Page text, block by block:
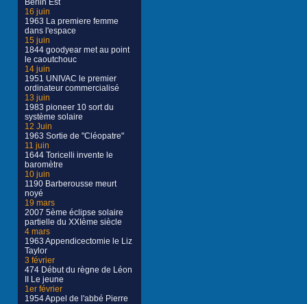
Berlin Est
16 juin
1963 La premiere femme
dans l'espace
15 juin
1844 goodyear met au point
le caoutchouc
14 juin
1951 UNIVAC le premier
ordinateur commercialisé
13 juin
1983 pioneer 10 sort du
système solaire
12 Juin
1963 Sortie de "Cléopatre"
11 juin
1644 Toricelli invente le
baromètre
10 juin
1190 Barberousse meurt
noyé
19 mars
2007 5ème éclipse solaire
partielle du XXIème siècle
4 mars
1963 Appendicectomie le Liz
Taylor
3 février
474 Début du règne de Léon
II Le jeune
1er février
1954 Appel de l'abbé Pierre